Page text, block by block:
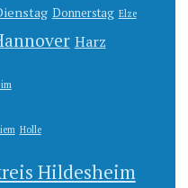
Donnerstag Elze
Harz
Holle
Hildesheim